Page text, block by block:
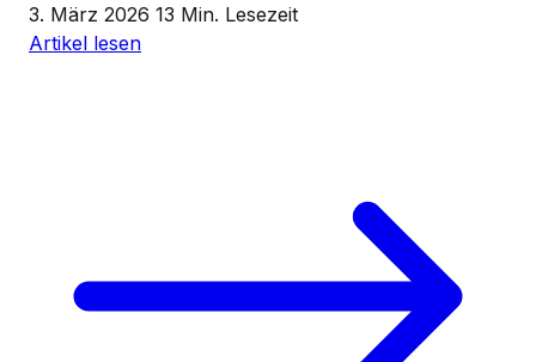
3. März 2026 13 Min. Lesezeit
Artikel lesen